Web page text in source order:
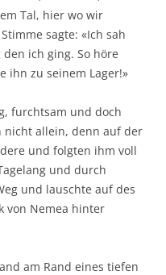
Tal, hier wo wir
sagte: «Ich sah
ich ging. So höre
ihn zu seinem Lager!»
furchtsam und doch
nicht allein, denn auf der
und folgten ihm voll
und durch
und lauschte auf des
von Nemea hinter
am Rand eines tiefen